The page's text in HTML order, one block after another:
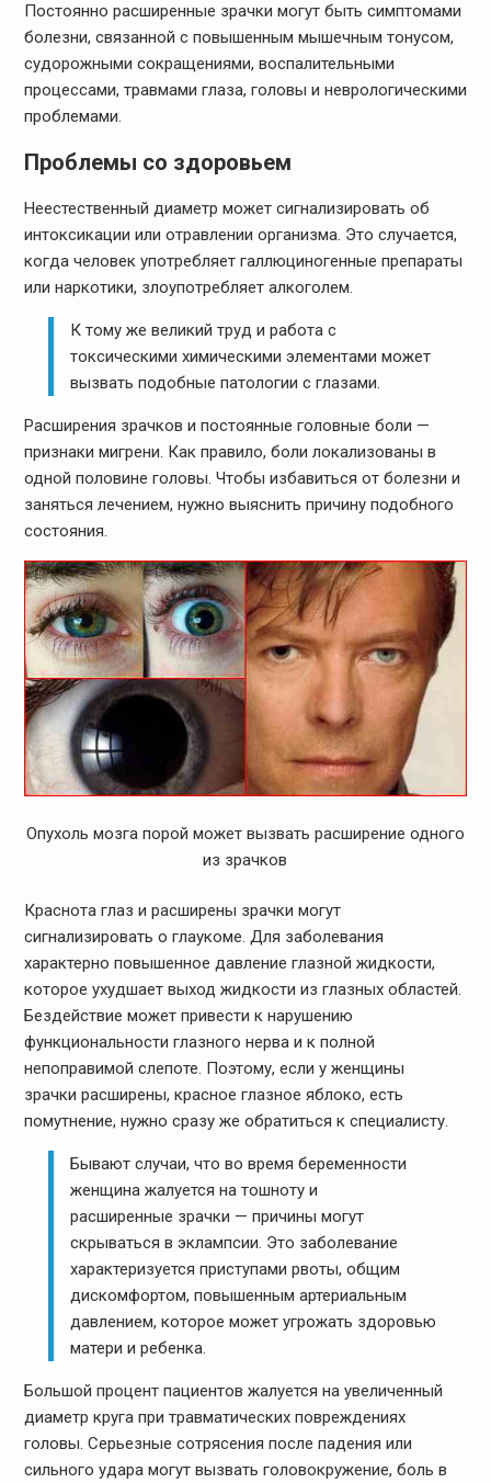
Постоянно расширенные зрачки могут быть симптомами
болезни, связанной с повышенным мышечным тонусом,
судорожными сокращениями, воспалительными
процессами, травмами глаза, головы и неврологическими
проблемами.
Проблемы со здоровьем
Неестественный диаметр может сигнализировать об
интоксикации или отравлении организма. Это случается,
когда человек употребляет галлюциногенные препараты
или наркотики, злоупотребляет алкоголем.
К тому же великий труд и работа с
токсическими химическими элементами может
вызвать подобные патологии с глазами.
Расширения зрачков и постоянные головные боли —
признаки мигрени. Как правило, боли локализованы в
одной половине головы. Чтобы избавиться от болезни и
заняться лечением, нужно выяснить причину подобного
состояния.
Опухоль мозга порой может вызвать расширение одного
из зрачков
Краснота глаз и расширены зрачки могут
сигнализировать о глаукоме. Для заболевания
характерно повышенное давление глазной жидкости,
которое ухудшает выход жидкости из глазных областей.
Бездействие может привести к нарушению
функциональности глазного нерва и к полной
непоправимой слепоте. Поэтому, если у женщины
зрачки расширены, красное глазное яблоко, есть
помутнение, нужно сразу же обратиться к специалисту.
Бывают случаи, что во время беременности
женщина жалуется на тошноту и
расширенные зрачки — причины могут
скрываться в эклампсии. Это заболевание
характеризуется приступами рвоты, общим
дискомфортом, повышенным артериальным
давлением, которое может угрожать здоровью
матери и ребенка.
Большой процент пациентов жалуется на увеличенный
диаметр круга при травматических повреждениях
головы. Серьезные сотрясения после падения или
сильного удара могут вызвать головокружение, боль в